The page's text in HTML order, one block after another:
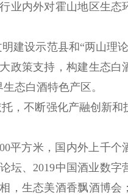
业内外对霍山地区生态
建设示范县和“两山理
政策支持，构建生态白
态白酒特色产区。
，不断强化产融创新和
平方米，国内外上千个
坛、2019中国酒业数字
，生态美酒香飘酒博会